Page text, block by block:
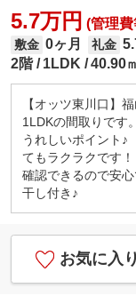
5.7万円 (管理
敷金 0ヶ月 礼金
2階
1LDK 40.90
【オッツ東川口】
1LDKの間取りで
うれしいポイント
てもラクラクです
確認できるので安
干し付き♪
お気に入